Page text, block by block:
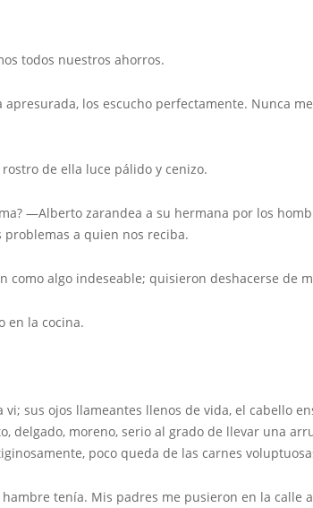
todos nuestros ahorros.
los escucho perfectamente. Nunca
de ella luce pálido y cenizo.
—Alberto zarandea a su hermana por los
problemas a quien nos reciba.
como algo indeseable; quisieron deshacerse de
en la cocina.
sus ojos llameantes llenos de vida, el cabello
delgado, moreno, serio al grado de llevar una
poco queda de las carnes
tenía. Mis padres me pusieron en la calle